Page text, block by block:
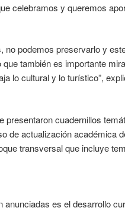
celebramos y queremos
no podemos preservarlo y
también es importante
lo cultural y lo turístico”,
presentaron cuadernillos
de actualización académica
transversal que incluye
es el desarrollo